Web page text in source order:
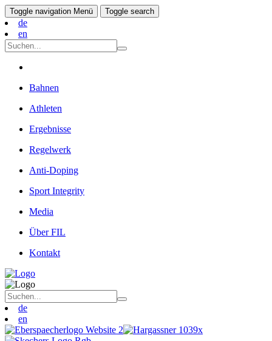
Toggle navigation Menü Toggle search
de
en
Bahnen
Athleten
Ergebnisse
Regelwerk
Anti-Doping
Sport Integrity
Media
Über FIL
Kontakt
de
en